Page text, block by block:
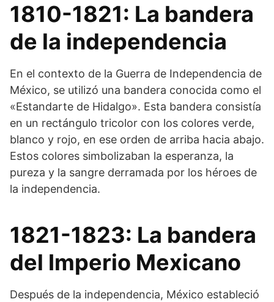
1810-1821: La bandera
de la independencia
En el contexto de la Guerra de Independencia de
México, se utilizó una bandera conocida como el
«Estandarte de Hidalgo». Esta bandera consistía
en un rectángulo tricolor con los colores verde,
blanco y rojo, en ese orden de arriba hacia abajo.
Estos colores simbolizaban la esperanza, la
pureza y la sangre derramada por los héroes de
la independencia.
1821-1823: La bandera
del Imperio Mexicano
Después de la independencia, México estableció